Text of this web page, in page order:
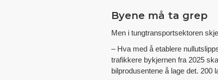
Byene må ta grep
Men i tungtransportsektoren
– Hva med å etablere
trafikkere bykjernen fra 2025
bilprodusentene å lage det.